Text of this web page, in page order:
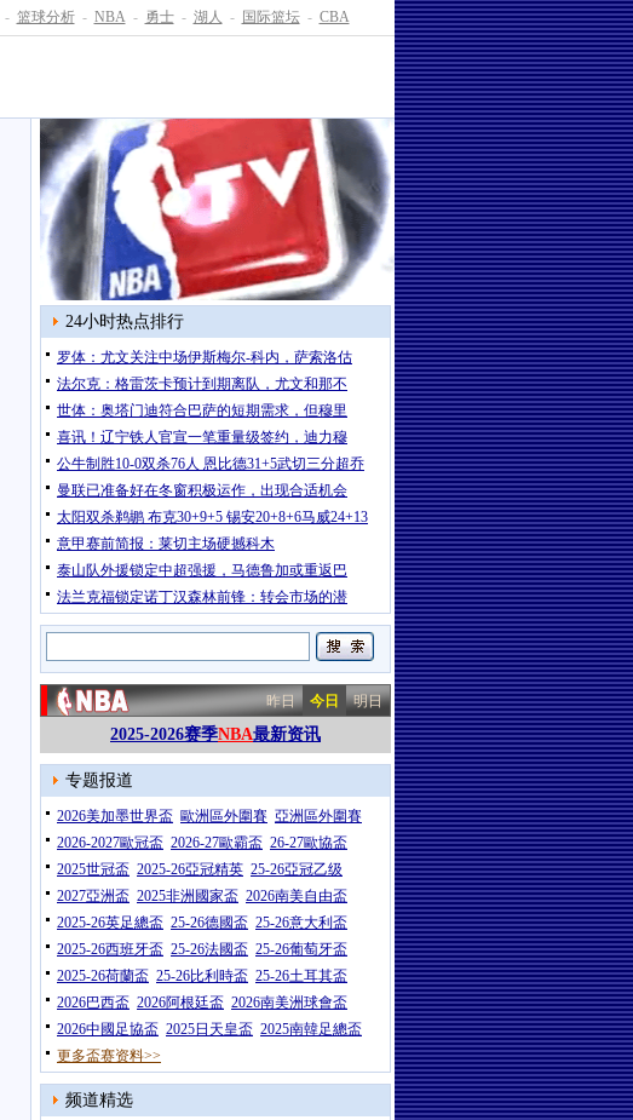
- 篮球分析 - NBA - 勇士 - 湖人 - 国际篮坛 - CBA
24小时热点排行
罗体：尤文关注中场伊斯梅尔-科内，萨索洛估
法尔克：格雷茨卡预计到期离队，尤文和那不
世体：奥塔门迪符合巴萨的短期需求，但穆里
喜讯！辽宁铁人官宣一笔重量级签约，迪力穆
公牛制胜10-0双杀76人 恩比德31+5武切三分超乔
曼联已准备好在冬窗积极运作，出现合适机会
太阳双杀鹈鹕 布克30+9+5 锡安20+8+6马威24+13
意甲赛前简报：莱切主场硬撼科木
泰山队外援锁定中超强援，马德鲁加或重返巴
法兰克福锁定诺丁汉森林前锋：转会市场的潜
昨日 今日 明日
2025-2026赛季NBA最新资讯
专题报道
2026美加墨世界盃 歐洲區外圍賽 亞洲區外圍賽
2026-2027歐冠盃 2026-27歐霸盃 26-27歐協盃
2025世冠盃 2025-26亞冠精英 25-26亞冠乙级
2027亞洲盃 2025非洲國家盃 2026南美自由盃
2025-26英足總盃 25-26德國盃 25-26意大利盃
2025-26西班牙盃 25-26法國盃 25-26葡萄牙盃
2025-26荷蘭盃 25-26比利時盃 25-26土耳其盃
2026巴西盃 2026阿根廷盃 2026南美洲球會盃
2026中國足協盃 2025日天皇盃 2025南韓足總盃
更多盃赛资料>>
频道精选